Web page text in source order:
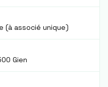
(à associé unique)
Gien